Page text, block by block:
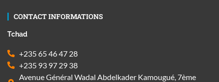
CONTACT INFORMATIONS
Tchad
+235 65 46 47 28
+235 93 97 29 38
Avenue Général Wadal Abdelkader Kamougué, 7ème